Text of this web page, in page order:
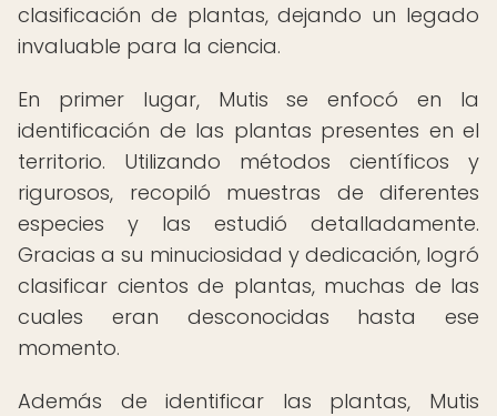
clasificación de plantas, dejando un legado
invaluable para la ciencia.
En primer lugar, Mutis se enfocó en la
identificación de las plantas presentes en el
territorio. Utilizando métodos científicos y
rigurosos, recopiló muestras de diferentes
especies y las estudió detalladamente.
Gracias a su minuciosidad y dedicación, logró
clasificar cientos de plantas, muchas de las
cuales eran desconocidas hasta ese
momento.
Además de identificar las plantas, Mutis